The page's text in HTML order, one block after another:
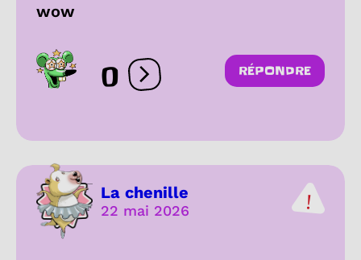
wow
0 Ouvrir les réactions
RÉPONDRE
La chenille
22 mai 2026